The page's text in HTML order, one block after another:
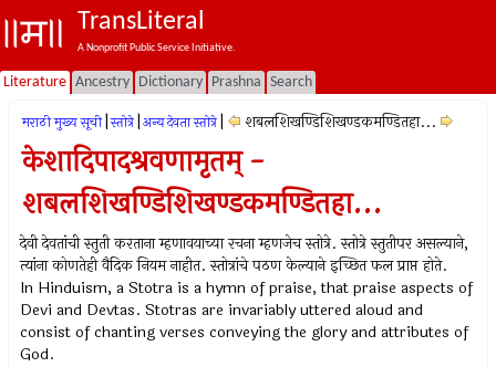
TransLiteral
A Nonprofit Public Service Initiative.
Literature Ancestry Dictionary Prashna Search
मराठी मुख्य सूची स्तोत्रे अन्य देवता स्तोत्रे शबलशिखण्डिशिखण्डकमण्डितहा...
केशादिपादश्रवणामृतम् -
शबलशिखण्डिशिखण्डकमण्डितहा...
देवी देवतांची स्तुती करताना म्हणावयाच्या रचना म्हणजेच स्तोत्रे. स्तोत्रे स्तुतीपर असल्याने,
त्यांना कोणतेही वैदिक नियम नाहीत. स्तोत्रांचे पठण केल्याने इच्छित फल प्राप्त होते.
In Hinduism, a Stotra is a hymn of praise, that praise aspects of
Devi and Devtas. Stotras are invariably uttered aloud and
consist of chanting verses conveying the glory and attributes of
God.